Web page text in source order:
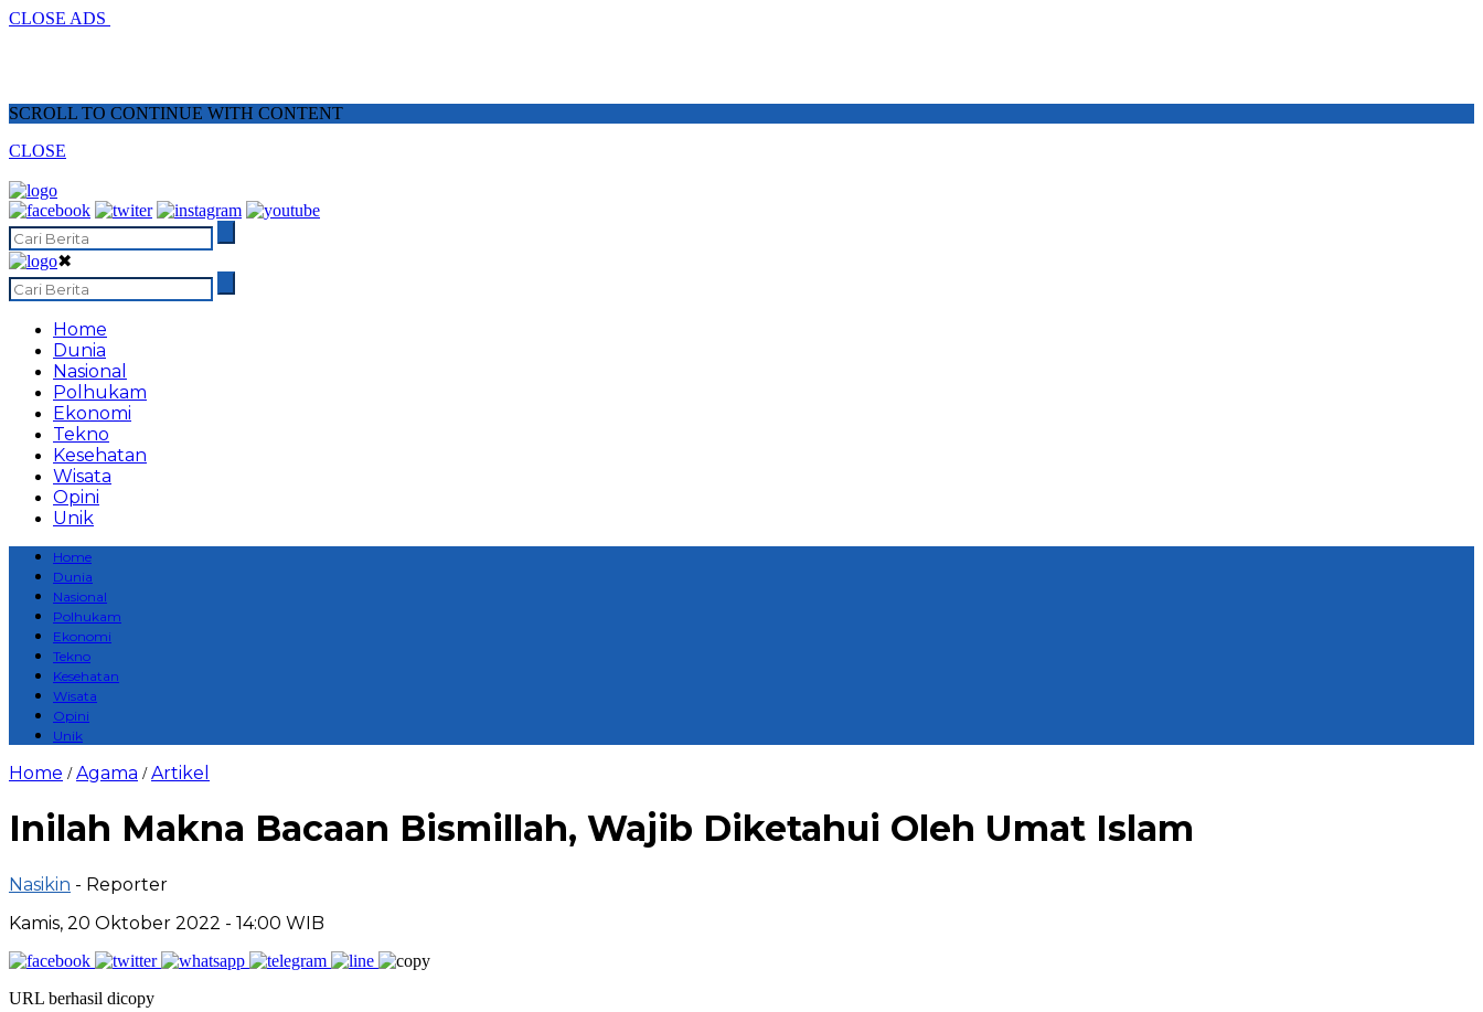
CLOSE ADS
SCROLL TO CONTINUE WITH CONTENT
CLOSE
✖
Home
Dunia
Nasional
Polhukam
Ekonomi
Tekno
Kesehatan
Wisata
Opini
Unik
Home
Dunia
Nasional
Polhukam
Ekonomi
Tekno
Kesehatan
Wisata
Opini
Unik
Home /Agama /Artikel
Inilah Makna Bacaan Bismillah, Wajib Diketahui Oleh Umat Islam
Nasikin - Reporter
Kamis, 20 Oktober 2022 - 14:00 WIB
URL berhasil dicopy